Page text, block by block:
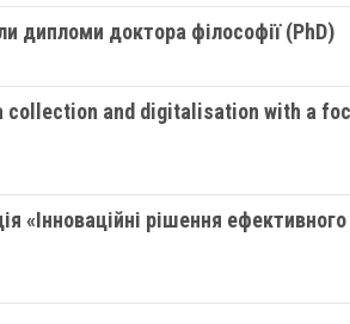
дипломи доктора філософії (PhD)
collection and digitalisation with a
«Інноваційні рішення